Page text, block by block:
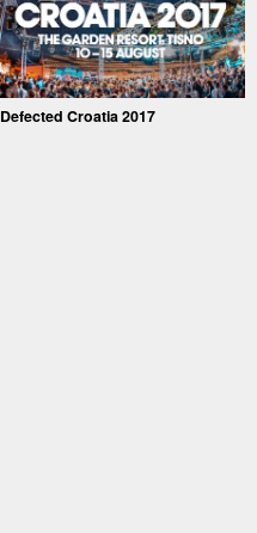
Defected Croatia 2017